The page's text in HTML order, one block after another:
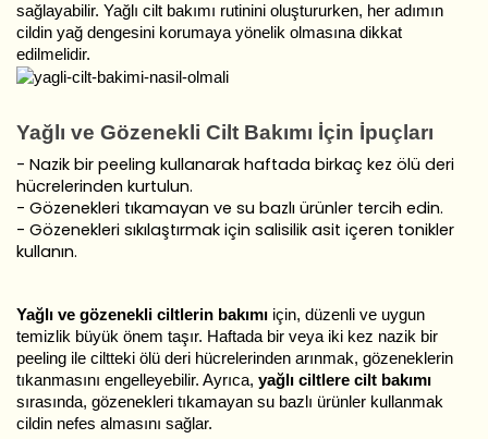
sağlayabilir. Yağlı cilt bakımı rutinini oluştururken, her adımın
cildin yağ dengesini korumaya yönelik olmasına dikkat
edilmelidir.
Yağlı ve Gözenekli Cilt Bakımı İçin İpuçları
- Nazik bir peeling kullanarak haftada birkaç kez ölü deri
hücrelerinden kurtulun.
- Gözenekleri tıkamayan ve su bazlı ürünler tercih edin.
- Gözenekleri sıkılaştırmak için salisilik asit içeren tonikler
kullanın.
Yağlı ve gözenekli ciltlerin bakımı için, düzenli ve uygun
temizlik büyük önem taşır. Haftada bir veya iki kez nazik bir
peeling ile ciltteki ölü deri hücrelerinden arınmak, gözeneklerin
tıkanmasını engelleyebilir. Ayrıca, yağlı ciltlere cilt bakımı
sırasında, gözenekleri tıkamayan su bazlı ürünler kullanmak
cildin nefes almasını sağlar.